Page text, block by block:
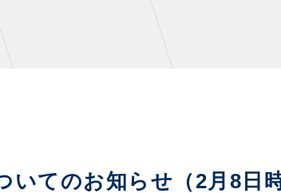
PARTNERS
てのお知らせ（2月8日時